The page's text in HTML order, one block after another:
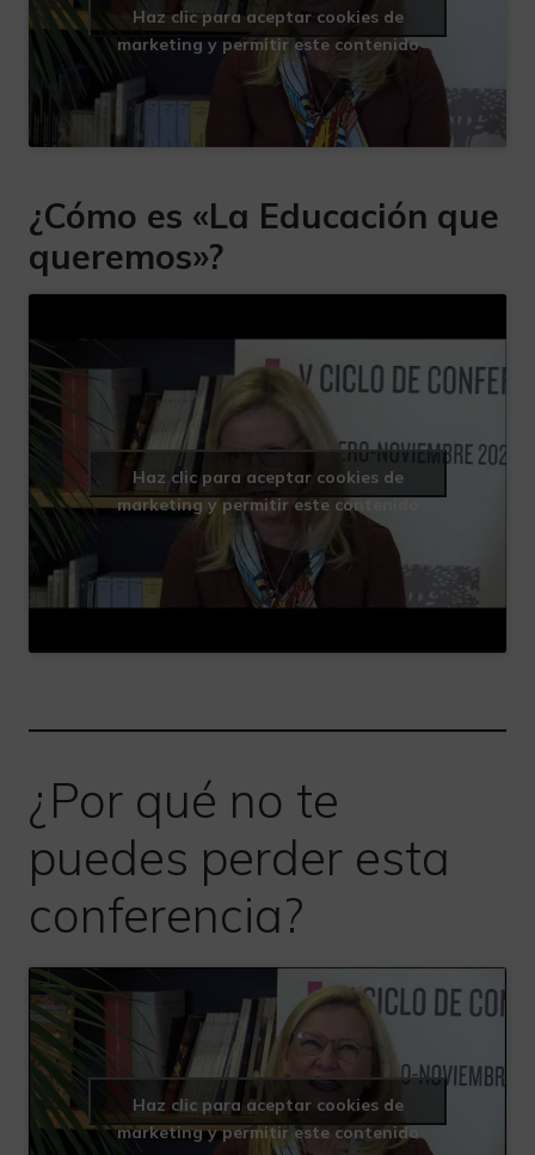
Haz clic para aceptar cookies de
marketing y permitir este contenido
¿Cómo es «La Educación que
queremos»?
Haz clic para aceptar cookies de
marketing y permitir este contenido
¿Por qué no te
puedes perder esta
conferencia?
Haz clic para aceptar cookies de
marketing y permitir este contenido